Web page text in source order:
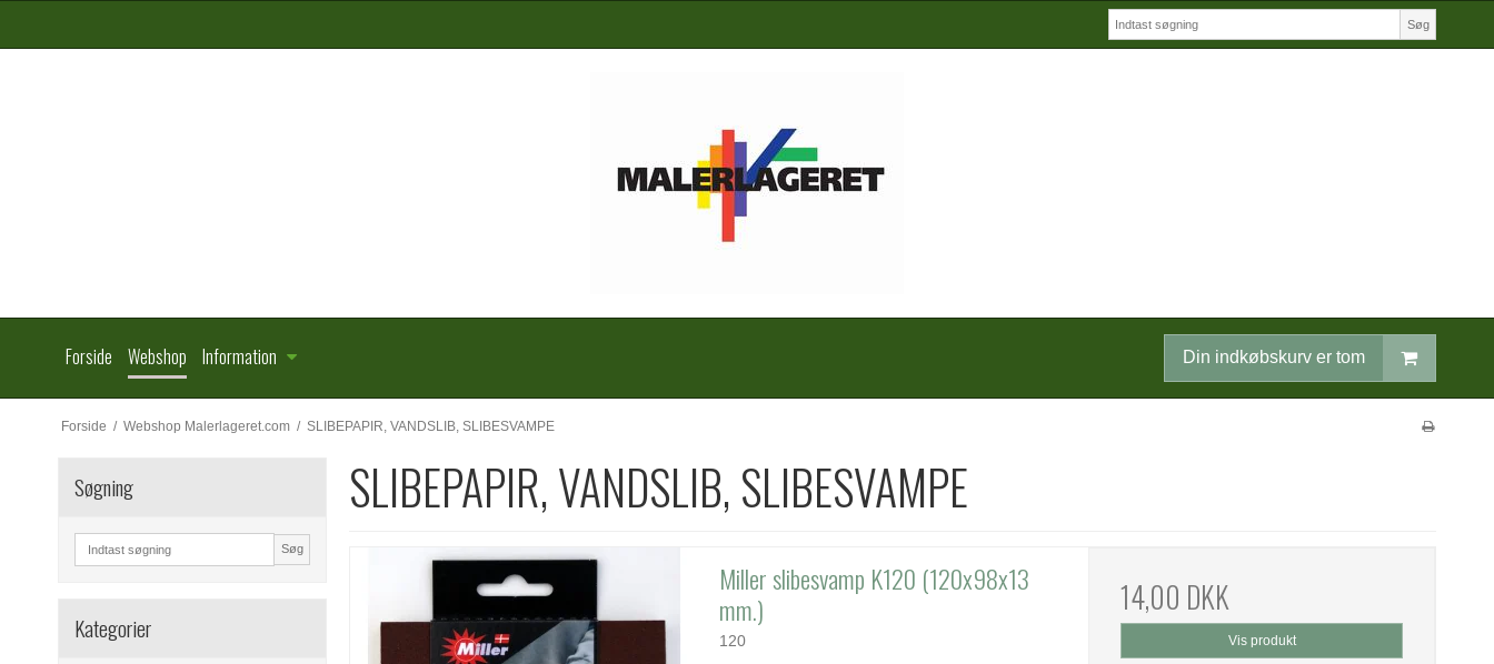
Søg
Forside Webshop Information Din indkøbskurv er tom
Forside / Webshop Malerlageret.com / SLIBEPAPIR, VANDSLIB, SLIBESVAMPE
Søgning
Søg
Kategorier
SLIBEPAPIR, VANDSLIB, SLIBESVAMPE
Miller slibesvamp K120 (120x98x13
mm.)
120
14,00 DKK
Vis produkt